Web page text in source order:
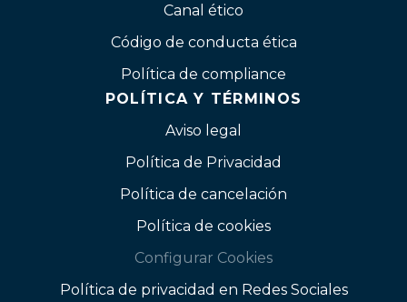
Canal ético
Código de conducta ética
Política de compliance
POLÍTICA Y TÉRMINOS
Aviso legal
Política de Privacidad
Política de cancelación
Política de cookies
Configurar Cookies
Política de privacidad en Redes Sociales